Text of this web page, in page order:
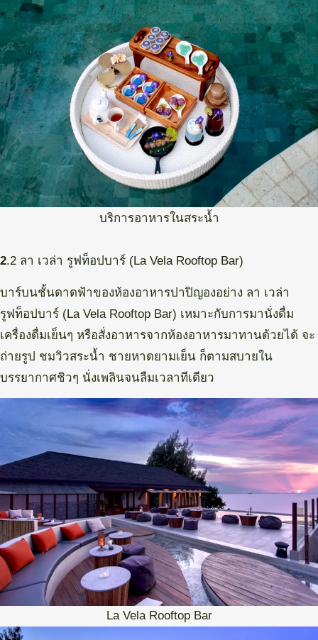
บริการอาหารในสระน้ำ
2.2 ลา เวล่า รูฟท็อปบาร์ (La Vela Rooftop Bar)
บาร์บนชั้นดาดฟ้าของห้องอาหารปาปิญองอย่าง ลา เวล่า
รูฟท็อปบาร์ (La Vela Rooftop Bar) เหมาะกับการมานั่งดื่ม
เครื่องดื่มเย็นๆ หรือสั่งอาหารจากห้องอาหารมาทานด้วยได้ จะ
ถ่ายรูป ชมวิวสระน้ำ ชายหาดยามเย็น ก็ตามสบายใน
บรรยากาศชิวๆ นั่งเพลินจนลืมเวลาทีเดียว
La Vela Rooftop Bar